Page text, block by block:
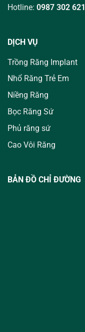
Hotline: 0987 302 621
DỊCH VỤ
Trồng Răng Implant
Nhổ Răng Trẻ Em
Niềng Răng
Bọc Răng Sứ
Phủ răng sứ
Cao Vôi Răng
BẢN ĐỒ CHỈ ĐƯỜNG